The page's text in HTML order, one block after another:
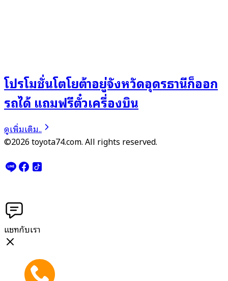
โปรโมชั่นโตโยต้าอยู่จังหวัดอุดรธานีก็ออก
รถได้ แถมฟรีตั๋วเครื่องบิน
ดูเพิ่มเติม..
©2026 toyota74.com. All rights reserved.
แชทกับเรา